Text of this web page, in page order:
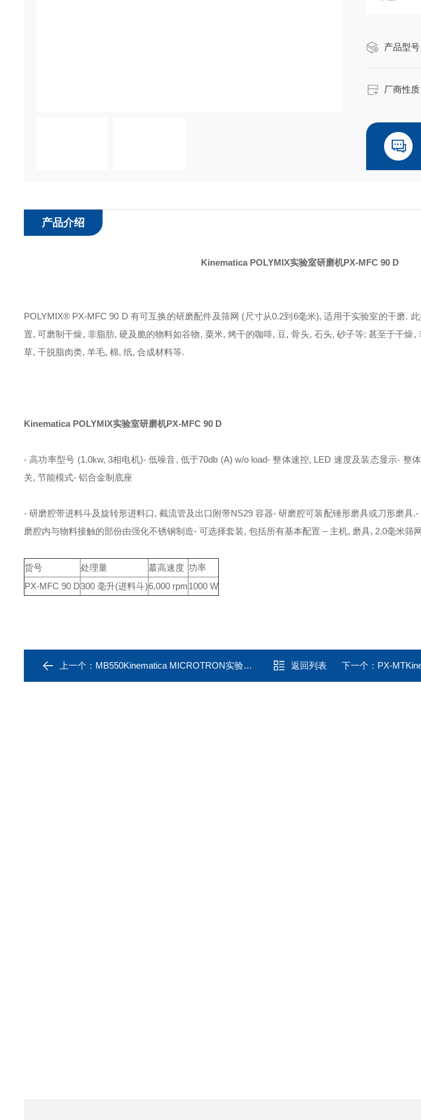
产品型号
厂商性
产品介绍
Kinematica POLYMIX实验室研磨机PX-MFC 90 D​
POLYMIX® PX-MFC 90 D 有可互换的研磨配件及筛网 (尺寸从0.2到6毫米), 适用于实验室的干磨.
置, 可磨制干燥, 非脂肪, 硬及脆的物料如谷物, 粟米, 烤干的咖啡, 豆, 骨头, 石头, 砂子等; 甚至于干燥
草, 干脱脂肉类, 羊毛, 棉, 纸, 合成材料等.
Kinematica POLYMIX实验室研磨机PX-MFC 90 D​
- 高功率型号 (1.0kw, 3相电机)- 低噪音, 低于70db (A) w/o load- 整体速控, LED 速度及装态显示- 整
关, 节能模式- 铝合金制底座
- 研磨腔带进料斗及旋转形进料口, 截流管及出口附带NS29 容器- 研磨腔可装配锤形磨具或刀形磨具.-
磨腔内与物料接触的部份由强化不锈钢制造- 可选择套装, 包括所有基本配置 – 主机, 磨具, 2.0毫米筛
货号 处理量 蕞高速度 功率
PX-MFC 90 D300 毫升(进料斗)6,000 rpm1000 W
上一个： MB550Kinematica MICROTRON实验室混合器 返回列表 下一个： PX-